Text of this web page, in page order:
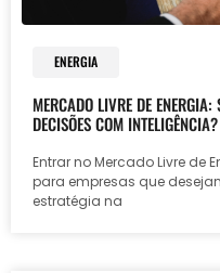
ENERGIA
MERCADO LIVRE DE
DECISÕES COM INTELIGÊNCIA?
Entrar no Mercado Livre de
para empresas que
estratégia na